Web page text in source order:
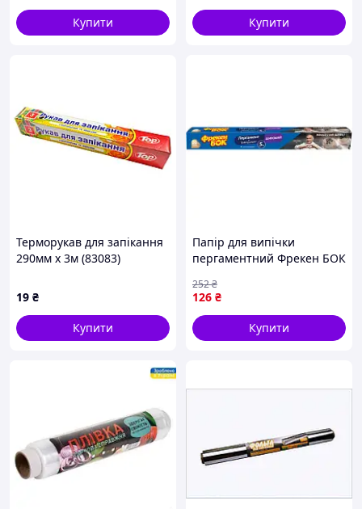
Купити
Купити
Терморукав для запікання
290мм х 3м (83083)
19 ₴
Купити
Папір для випічки
пергаментний Фрекен БОК
(4820048483285) - оригінал
126 ₴
252₴
Купити